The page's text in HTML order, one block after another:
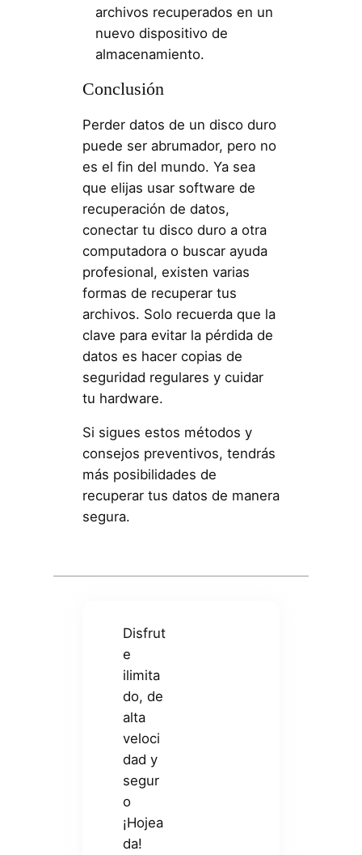
archivos recuperados en un
nuevo dispositivo de
almacenamiento.
Conclusión
Perder datos de un disco duro
puede ser abrumador, pero no
es el fin del mundo. Ya sea
que elijas usar software de
recuperación de datos,
conectar tu disco duro a otra
computadora o buscar ayuda
profesional, existen varias
formas de recuperar tus
archivos. Solo recuerda que la
clave para evitar la pérdida de
datos es hacer copias de
seguridad regulares y cuidar
tu hardware.
Si sigues estos métodos y
consejos preventivos, tendrás
más posibilidades de
recuperar tus datos de manera
segura.
Disfrut
e
ilimita
do, de
alta
veloci
dad y
segur
o
¡Hojea
da!